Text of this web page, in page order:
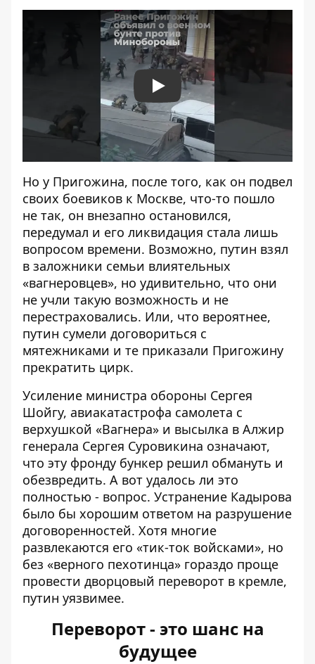
Play
Но у Пригожина, после того, как он подвел
своих боевиков к Москве, что-то пошло
не так, он внезапно остановился,
передумал и его ликвидация стала лишь
вопросом времени. Возможно, путин взял
в заложники семьи влиятельных
«вагнеровцев», но удивительно, что они
не учли такую ​​возможность и не
перестраховались. Или, что вероятнее,
путин сумели договориться с
мятежниками и те приказали Пригожину
прекратить цирк.
Усиление министра обороны Сергея
Шойгу, авиакатастрофа самолета с
верхушкой «Вагнера» и высылка в Алжир
генерала Сергея Суровикина означают,
что эту фронду бункер решил обмануть и
обезвредить. А вот удалось ли это
полностью - вопрос. Устранение Кадырова
было бы хорошим ответом на разрушение
договоренностей. Хотя многие
развлекаются его «тик-ток войсками», но
без «верного пехотинца» гораздо проще
провести дворцовый переворот в кремле,
путин уязвимее.
Переворот - это шанс на
будущее